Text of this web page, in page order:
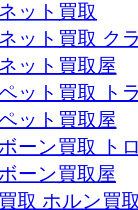
ット買取
ット買取 ク
ット買取屋
ット買取 ト
ット買取屋
ーン買取 ト
ーン買取屋
取 ホルン買